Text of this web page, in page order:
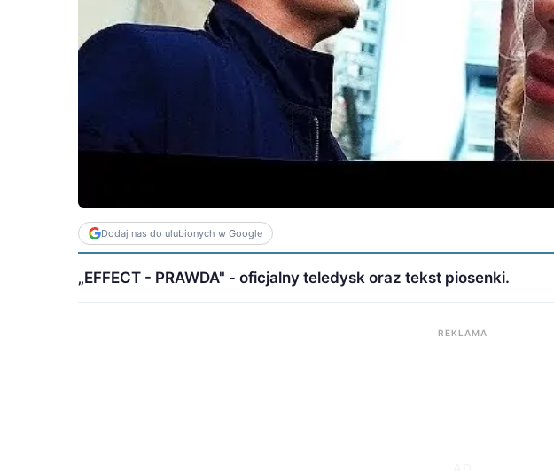
Dodaj nas do ulubionych w Google
„EFFECT - PRAWDA" - oficjalny teledysk oraz tekst piosenki.
REKLAMA